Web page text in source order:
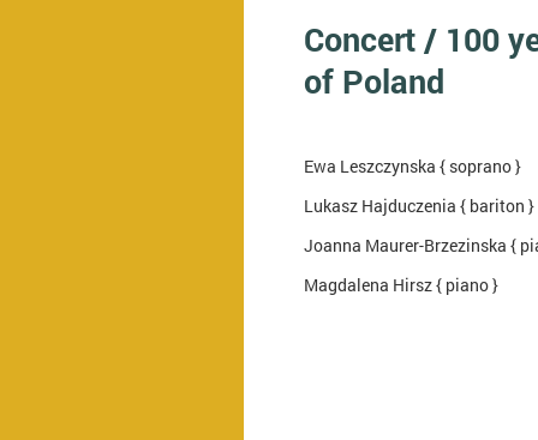
Concert / 100
of Poland
Ewa Leszczynska { soprano }
Lukasz Hajduczenia { bariton }
Joanna Maurer-Brzezinska {
Magdalena Hirsz { piano }